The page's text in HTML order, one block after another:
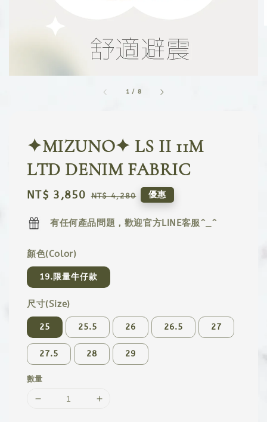
1 / 8
✦MIZUNO✦ LS II 11M
LTD DENIM FABRIC
Sale
NT$ 3,850 Regular
NT$ 4,280 優惠
有任何產品問題，歡迎官方LINE客服^_^
顏色(Color)
19.限量牛仔款
尺寸(Size)
25 25.5 26 26.5 27
27.5 28 29
數量